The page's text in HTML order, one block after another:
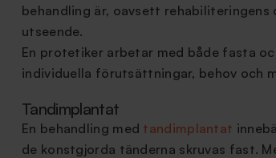
behandling är, oavsett
utseende.
En protetiker arbetar med både fasta
individuella förutsättningar, behov och
Tandimplantat
En behandling med tandimplantat
de konstgjorda tänderna skruvas fast.